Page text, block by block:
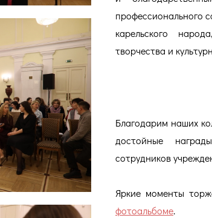
профессионального
карельского
творчества и
Благодарим наших
достойные
сотрудников
Яркие моменты
фотоальбоме.